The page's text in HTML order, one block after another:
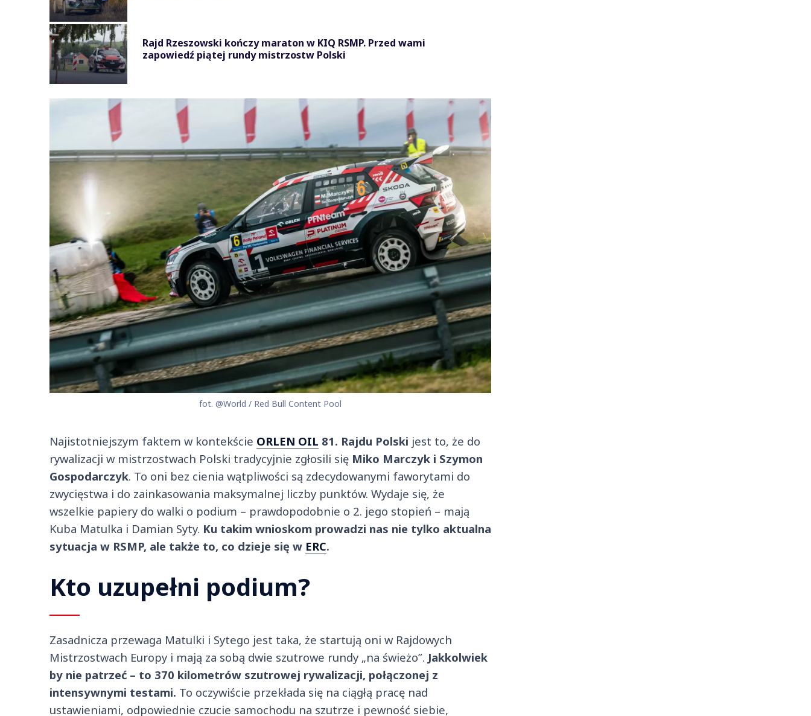
Rajd Rzeszowski kończy maraton w KIQ RSMP. Przed wami
zapowiedź piątej rundy mistrzostw Polski
fot. @World / Red Bull Content Pool
Najistotniejszym faktem w kontekście ORLEN OIL 81. Rajdu Polski jest to, że do
rywalizacji w mistrzostwach Polski tradycyjnie zgłosili się Miko Marczyk i Szymon
Gospodarczyk. To oni bez cienia wątpliwości są zdecydowanymi faworytami do
zwycięstwa i do zainkasowania maksymalnej liczby punktów. Wydaje się, że
wszelkie papiery do walki o podium – prawdopodobnie o 2. jego stopień – mają
Kuba Matulka i Damian Syty. Ku takim wnioskom prowadzi nas nie tylko aktualna
sytuacja w RSMP, ale także to, co dzieje się w ERC.
Kto uzupełni podium?
Zasadnicza przewaga Matulki i Sytego jest taka, że startują oni w Rajdowych
Mistrzostwach Europy i mają za sobą dwie szutrowe rundy „na świeżo”. Jakkolwiek
by nie patrzeć – to 370 kilometrów szutrowej rywalizacji, połączonej z
intensywnymi testami. To oczywiście przekłada się na ciągłą pracę nad
ustawieniami, odpowiednie czucie samochodu na szutrze i pewność siebie,